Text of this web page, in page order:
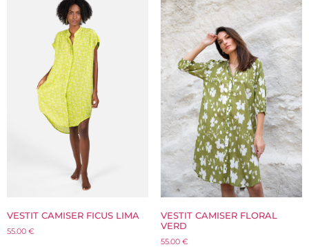
VESTIT CAMISER FICUS LIMA
55.00 €
VESTIT CAMISER FLORAL
VERD
55.00 €